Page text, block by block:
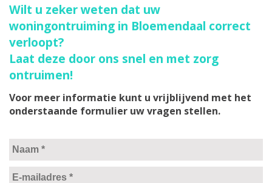
Wilt u zeker weten dat uw
woningontruiming in Bloemendaal correct
verloopt?
Laat deze door ons snel en met zorg
ontruimen!
Voor meer informatie kunt u vrijblijvend met het
onderstaande formulier uw vragen stellen.